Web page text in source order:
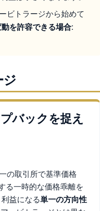
ビトラージから始めて
を許容できる場合:
ジ
バックを捉え
の取引所で基準価格
る一時的な価格乖離を
益になる単一の方向性